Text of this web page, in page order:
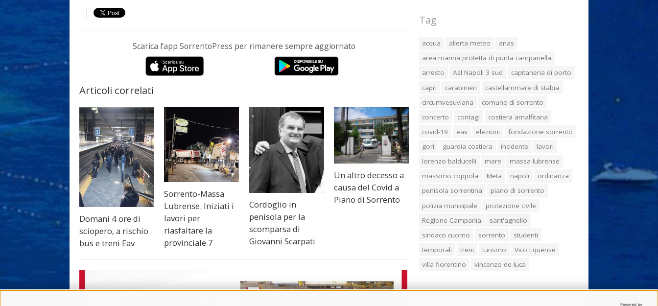
Scarica l’app SorrentoPress per rimanere sempre aggiornato
Articoli correlati
Domani 4 ore di
sciopero, a rischio
bus e treni Eav
Sorrento-Massa
Lubrense. Iniziati i
lavori per
riasfaltare la
provinciale 7
Cordoglio in
penisola per la
scomparsa di
Giovanni Scarpati
Un altro decesso a
causa del Covid a
Piano di Sorrento
Tag
acqua allerta meteo
anas
area marina protetta di punta campanella
arresto
Asl Napoli 3 sud
capitaneria di porto
capri
carabinieri
castellammare di stabia
circumvesuviana
comune di sorrento
concerto
contagi
costiera amalfitana
covid-19
eav elezioni
fondazione sorrento
gori
guardia costiera incidente
lavori
lorenzo balducelli
mare
massa lubrense
massimo coppola
Meta napoli
ordinanza
penisola sorrentina
piano di sorrento
polizia municipale
protezione civile
Regione Campania
sant'agnello
sindaco cuomo
sorrento
studenti
temporali
treni turismo
Vico Equense
villa fiorentino
vincenzo de luca